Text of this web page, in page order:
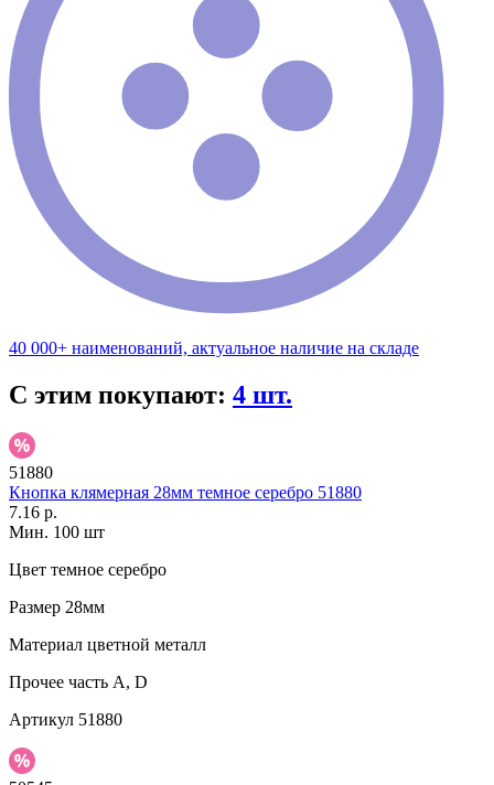
40 000+ наименований, актуальное наличие на складе
С этим покупают: 4 шт.
51880
Кнопка клямерная 28мм темное серебро 51880
7.16 р.
Мин. 100 шт
Цвет темное серебро
Размер 28мм
Материал цветной металл
Прочее часть A, D
Артикул 51880